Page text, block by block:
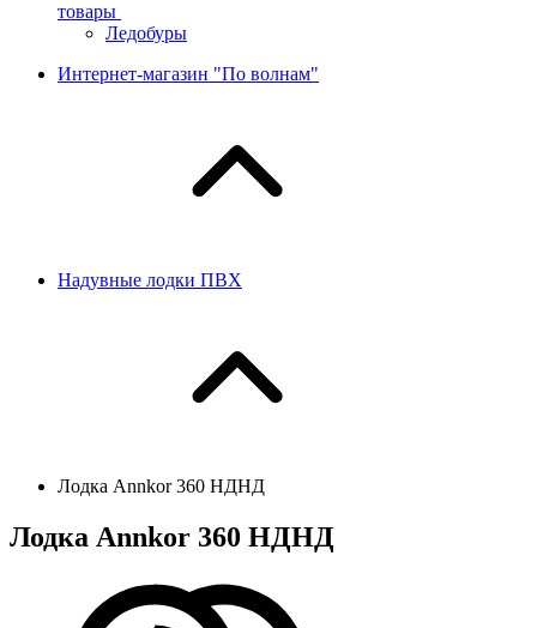
товары
Ледобуры
Интернет-магазин "По волнам"
Надувные лодки ПВХ
Лодка Annkor 360 НДНД
Лодка Annkor 360 НДНД